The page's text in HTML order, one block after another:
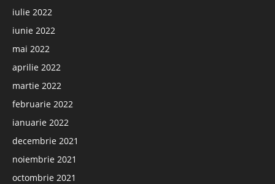
iulie 2022
iunie 2022
mai 2022
aprilie 2022
martie 2022
februarie 2022
ianuarie 2022
decembrie 2021
noiembrie 2021
octombrie 2021